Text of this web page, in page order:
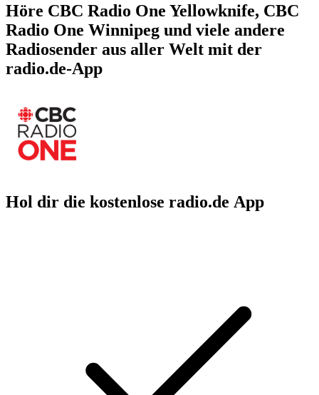
Höre CBC Radio One Yellowknife, CBC
Radio One Winnipeg und viele andere
Radiosender aus aller Welt mit der
radio.de-App
Hol dir die kostenlose radio.de App